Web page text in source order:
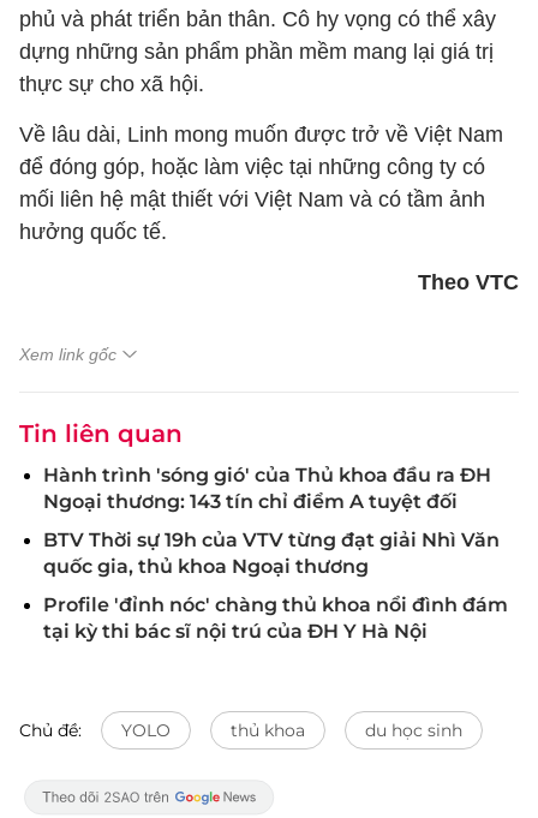
phủ và phát triển bản thân. Cô hy vọng có thể xây
dựng những sản phẩm phần mềm mang lại giá trị
thực sự cho xã hội.
Về lâu dài, Linh mong muốn được trở về Việt Nam
để đóng góp, hoặc làm việc tại những công ty có
mối liên hệ mật thiết với Việt Nam và có tầm ảnh
hưởng quốc tế.
Theo VTC
Xem link gốc
Tin liên quan
Hành trình 'sóng gió' của Thủ khoa đầu ra ĐH
Ngoại thương: 143 tín chỉ điểm A tuyệt đối
BTV Thời sự 19h của VTV từng đạt giải Nhì Văn
quốc gia, thủ khoa Ngoại thương
Profile 'đỉnh nóc' chàng thủ khoa nổi đình đám
tại kỳ thi bác sĩ nội trú của ĐH Y Hà Nội
Chủ đề: YOLO thủ khoa du học sinh